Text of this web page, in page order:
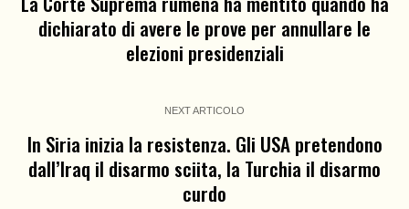
dichiarato di avere le prove per annullare le
elezioni presidenziali
NEXT ARTICOLO
In Siria inizia la resistenza. Gli USA pretendono
dall’Iraq il disarmo sciita, la Turchia il disarmo
curdo